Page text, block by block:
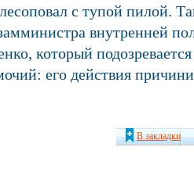
с тупой пилой.
внутренней
который
его действия
В закладки